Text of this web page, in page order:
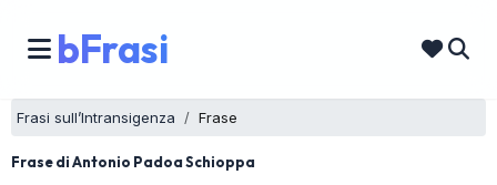
bFrasi
Frasi sull’Intransigenza Frase
Frase di Antonio Padoa Schioppa